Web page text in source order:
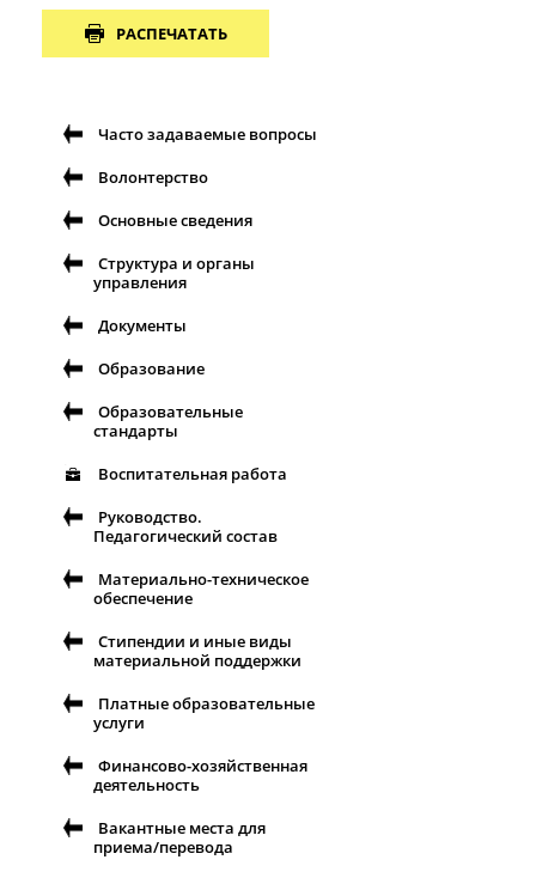
РАСПЕЧАТАТЬ
Часто задаваемые вопросы
Волонтерство
Основные сведения
Структура и органы
управления
Документы
Образование
Образовательные
стандарты
Воспитательная работа
Руководство.
Педагогический состав
Материально-техническое
обеспечение
Стипендии и иные виды
материальной поддержки
Платные образовательные
услуги
Финансово-хозяйственная
деятельность
Вакантные места для
приема/перевода